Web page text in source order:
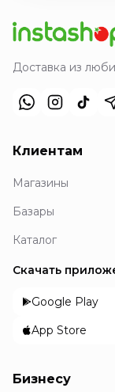
Доставка из
Клиентам
Магазины
Базары
Каталог
Скачать
Google Play
App Store
Бизнесу